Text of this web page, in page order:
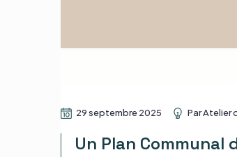
29 septembre 2025 ParAtelier
Un Plan Communal